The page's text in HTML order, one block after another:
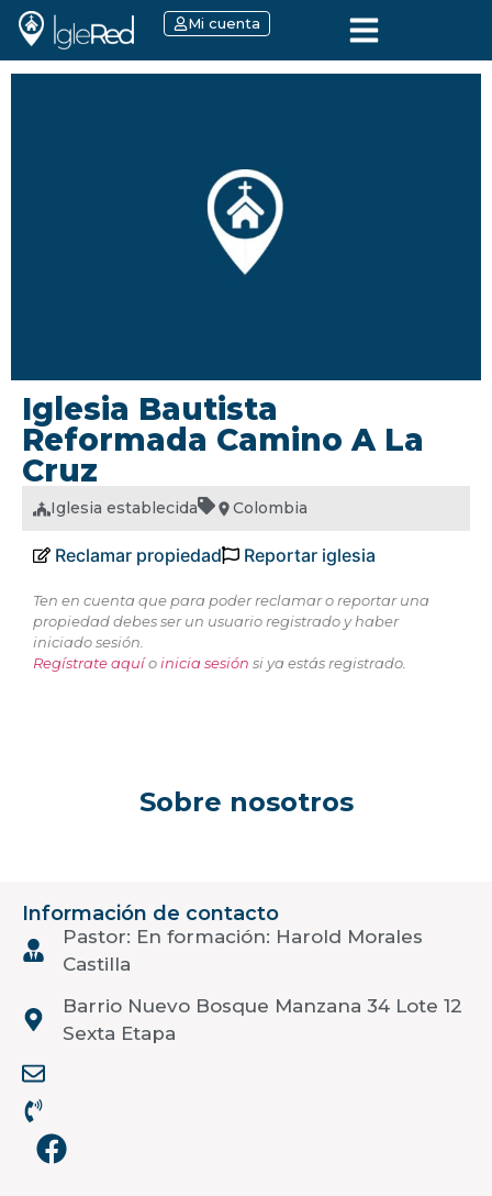
Mi cuenta
Iglesia Bautista
Reformada Camino A La
Cruz
Iglesia establecida Colombia
Reclamar propiedad Reportar iglesia
Ten en cuenta que para poder reclamar o reportar una
propiedad debes ser un usuario registrado y haber
iniciado sesión.
Regístrate aquíoinicia sesión si ya estás registrado.
Sobre nosotros
Información de contacto
Pastor: En formación: Harold Morales
Castilla
Barrio Nuevo Bosque Manzana 34 Lote 12
Sexta Etapa